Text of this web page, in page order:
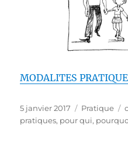
MODALITES
Publié
le
5 janvier 2017 Catégories
Pratique
pratiques, pour qui,